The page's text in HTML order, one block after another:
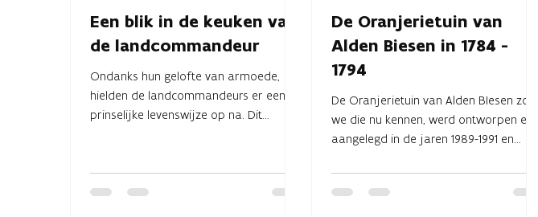
Een blik in de keuken van
de landcommandeur
Ondanks hun gelofte van armoede,
hielden de landcommandeurs er een
prinselijke levenswijze op na. Dit
De Oranjerietuin van
Alden Biesen in 1784 -
1794
De Oranjerietuin van Alden BIesen zoals
we die nu kennen, werd ontworpen en
aangelegd in de jaren 1989-1991 en